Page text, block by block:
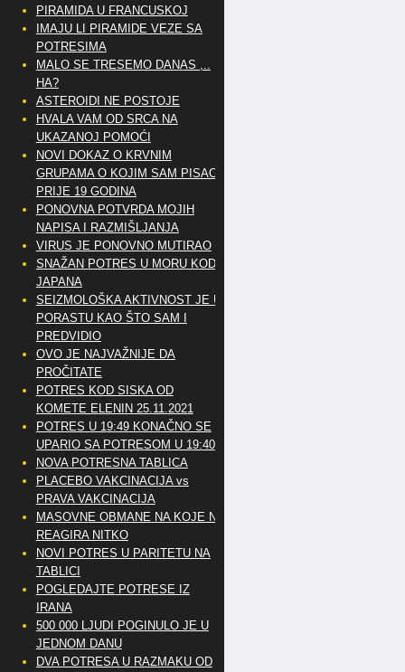
PIRAMIDA U FRANCUSKOJ
IMAJU LI PIRAMIDE VEZE SA
POTRESIMA
MALO SE TRESEMO DANAS ,..
HA?
ASTEROIDI NE POSTOJE
HVALA VAM OD SRCA NA
UKAZANOJ POMOĆI
NOVI DOKAZ O KRVNIM
GRUPAMA O KOJIM SAM PISAO
PRIJE 19 GODINA
PONOVNA POTVRDA MOJIH
NAPISA I RAZMIŠLJANJA
VIRUS JE PONOVNO MUTIRAO
SNAŽAN POTRES U MORU KOD
JAPANA
SEIZMOLOŠKA AKTIVNOST JE U
PORASTU KAO ŠTO SAM I
PREDVIDIO
OVO JE NAJVAŽNIJE DA
PROČITATE
POTRES KOD SISKA OD
KOMETE ELENIN 25.11.2021
POTRES U 19:49 KONAČNO SE
UPARIO SA POTRESOM U 19:40
NOVA POTRESNA TABLICA
PLACEBO VAKCINACIJA vs
PRAVA VAKCINACIJA
MASOVNE OBMANE NA KOJE NE
REAGIRA NITKO
NOVI POTRES U PARITETU NA
TABLICI
POGLEDAJTE POTRESE IZ
IRANA
500 000 LJUDI POGINULO JE U
JEDNOM DANU
DVA POTRESA U RAZMAKU OD